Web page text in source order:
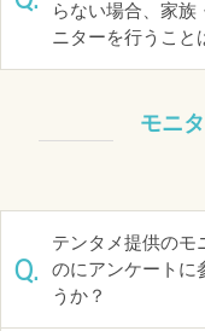
らない場合、家族
ニターを行うこと
モニ
Q.
テンタメ提供のモ
のにアンケートに
うか？